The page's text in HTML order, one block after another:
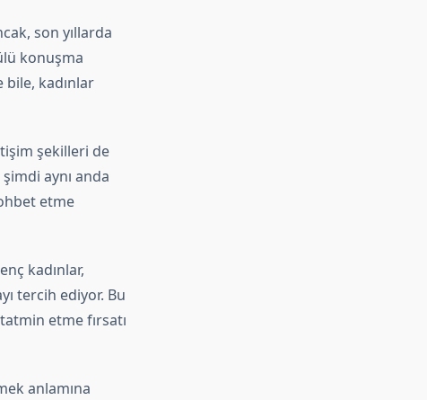
son yıllarda
konuşma
kadınlar
şekilleri de
aynı anda
etme
kadınlar,
tercih ediyor. Bu
etme fırsatı
anlamına